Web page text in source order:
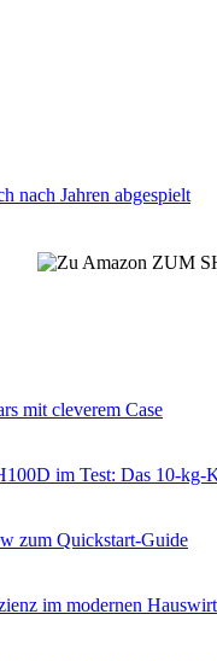
nach Jahren abgespielt
ZUM
mit cleverem Case
im Test: Das 10-kg-
zum Quickstart-Guide
im modernen